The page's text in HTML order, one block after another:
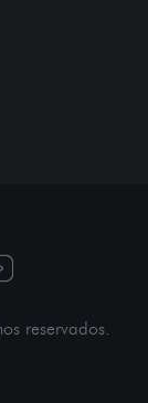
reservados.